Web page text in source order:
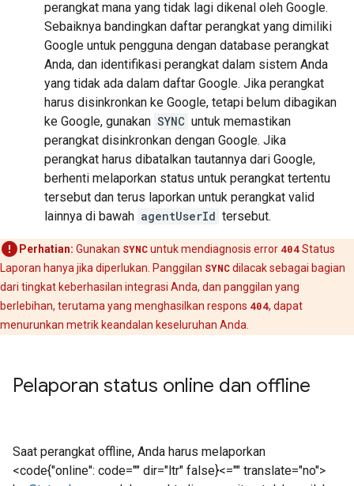
perangkat mana yang tidak lagi dikenal oleh Google.
Sebaiknya bandingkan daftar perangkat yang dimiliki
Google untuk pengguna dengan database perangkat
Anda, dan identifikasi perangkat dalam sistem Anda
yang tidak ada dalam daftar Google. Jika perangkat
harus disinkronkan ke Google, tetapi belum dibagikan
ke Google, gunakan SYNC untuk memastikan
perangkat disinkronkan dengan Google. Jika
perangkat harus dibatalkan tautannya dari Google,
berhenti melaporkan status untuk perangkat tertentu
tersebut dan terus laporkan untuk perangkat valid
lainnya di bawah agentUserId tersebut.
Perhatian: Gunakan SYNCuntuk mendiagnosis error 404Status
Laporan hanya jika diperlukan. Panggilan SYNCdilacak sebagai bagian
dari tingkat keberhasilan integrasi Anda, dan panggilan yang
berlebihan, terutama yang menghasilkan respons 404, dapat
menurunkan metrik keandalan keseluruhan Anda.
Pelaporan status online dan offline
Saat perangkat offline, Anda harus melaporkan
<code{"online": code="" dir="ltr" false}<="" translate="no">